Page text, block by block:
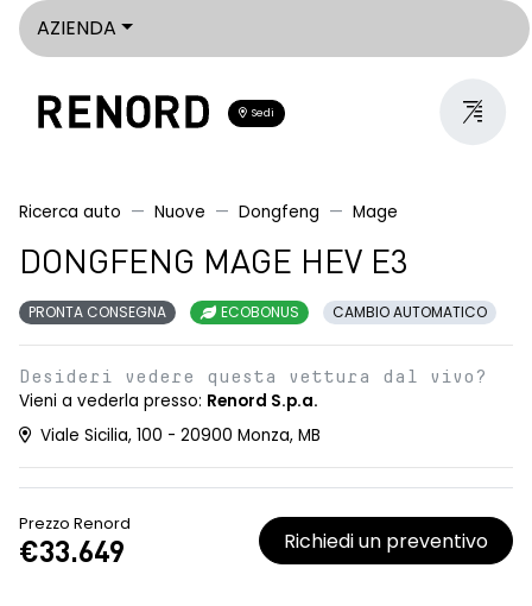
AZIENDA
Sedi
Ricerca auto Nuove Dongfeng Mage
DONGFENG MAGE HEV E3
PRONTA CONSEGNA ECOBONUS CAMBIO AUTOMATICO
Desideri vedere questa vettura dal vivo?
Vieni a vederla presso: Renord S.p.a.
Viale Sicilia, 100 - 20900 Monza, MB
Prezzo Renord
€33.649 Richiedi un preventivo